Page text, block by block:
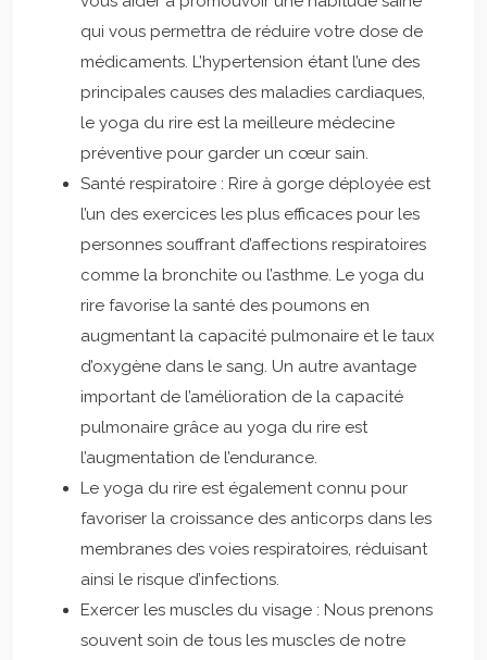
qui vous permettra de réduire votre dose de
médicaments. L’hypertension étant l’une des
principales causes des maladies cardiaques,
le yoga du rire est la meilleure médecine
préventive pour garder un cœur sain.
Santé respiratoire : Rire à gorge déployée est
l’un des exercices les plus efficaces pour les
personnes souffrant d’affections respiratoires
comme la bronchite ou l’asthme. Le yoga du
rire favorise la santé des poumons en
augmentant la capacité pulmonaire et le taux
d’oxygène dans le sang. Un autre avantage
important de l’amélioration de la capacité
pulmonaire grâce au yoga du rire est
l’augmentation de l’endurance.
Le yoga du rire est également connu pour
favoriser la croissance des anticorps dans les
membranes des voies respiratoires, réduisant
ainsi le risque d’infections.
Exercer les muscles du visage : Nous prenons
souvent soin de tous les muscles de notre